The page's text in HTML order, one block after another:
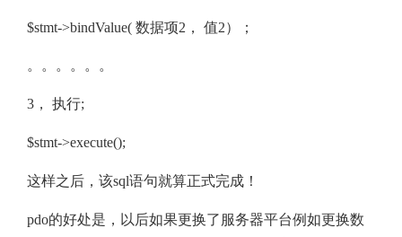
$stmt->bindValue( 数据项2， 值2）；
。。。。。。
3， 执行;
$stmt->execute();
这样之后，该sql语句就算正式完成！
pdo的好处是，以后如果更换了服务器平台例如更换数